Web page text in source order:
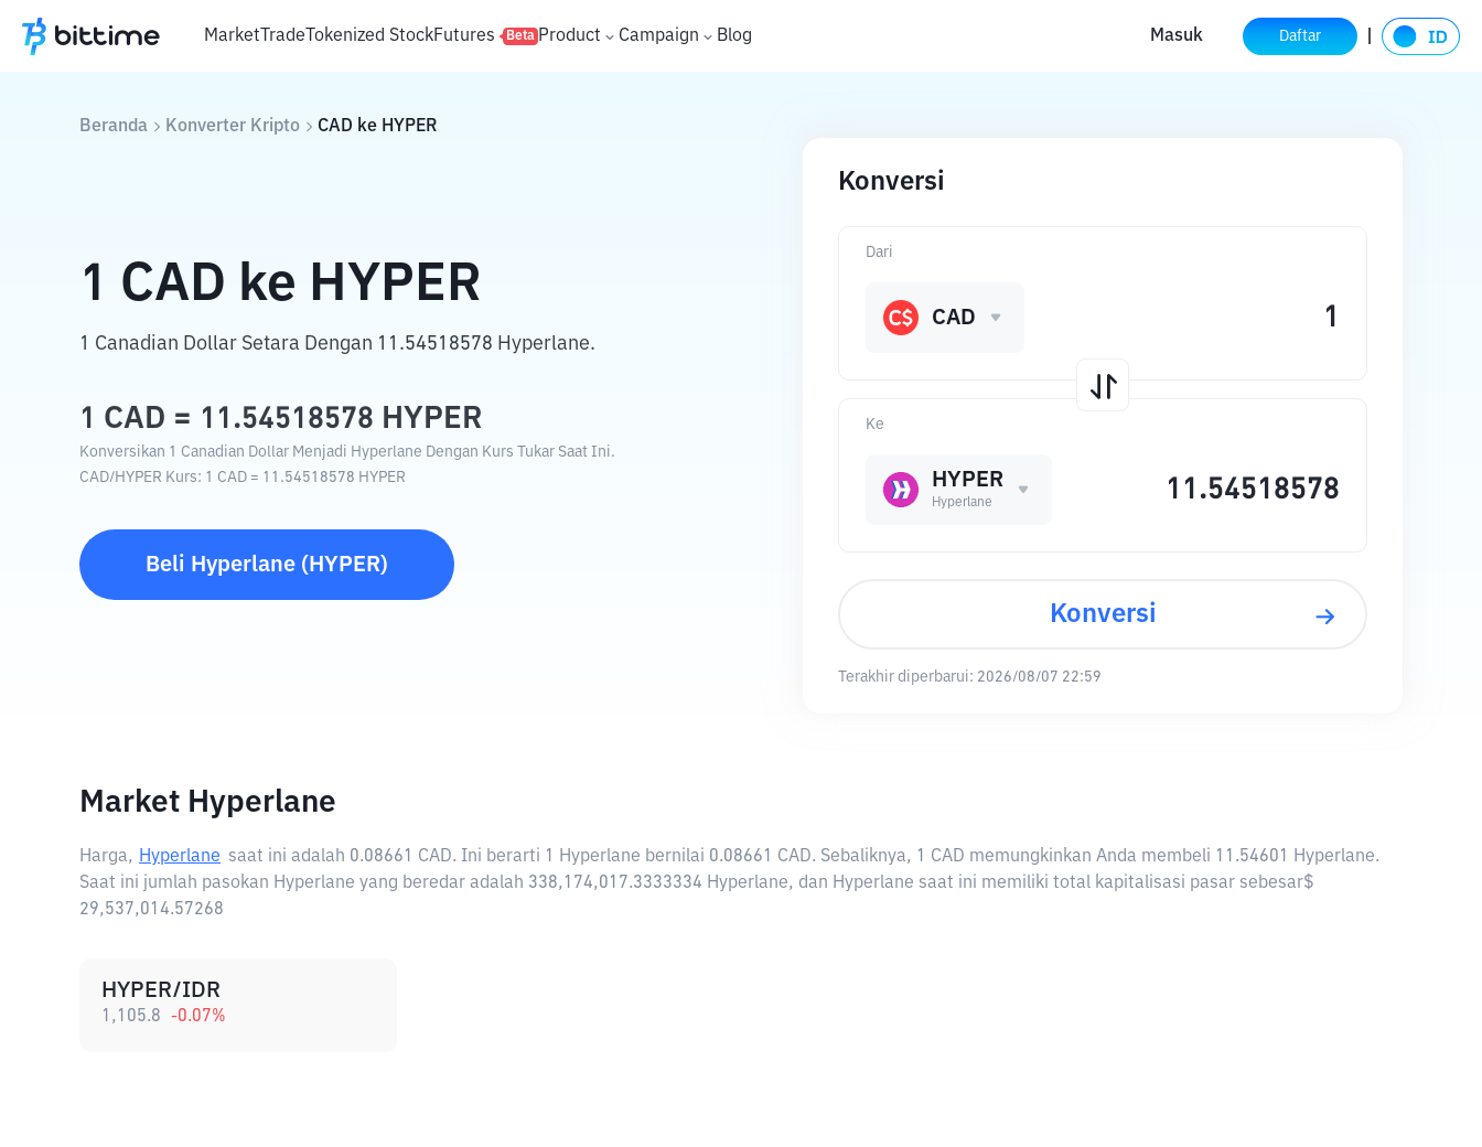
MarketTradeTokenized StockFutures Beta Product Campaign Blog Masuk Daftar
Beranda Konverter Kripto CAD ke HYPER
1 CAD ke HYPER
1 Canadian Dollar Setara Dengan 11.54518578 Hyperlane.
1 CAD = 11.54518578 HYPER
Konversikan 1 Canadian Dollar Menjadi Hyperlane Dengan Kurs Tukar Saat Ini.
CAD/HYPER Kurs: 1 CAD = 11.54518578 HYPER
Beli Hyperlane ( HYPER)
Konversi
Ke
HYPER
Hyperlane
Dari
CAD
Konversi
Terakhir diperbarui: 2026/08/07 22:59
Market Hyperlane
Harga, Hyperlane saat ini adalah 0.08661 CAD. Ini berarti 1 Hyperlane bernilai 0.08661 CAD. Sebaliknya, 1 CAD memungkinkan Anda membeli 11.54601 Hyperlane.
Saat ini jumlah pasokan Hyperlane yang beredar adalah 338,174,017.3333334 Hyperlane, dan Hyperlane saat ini memiliki total kapitalisasi pasar sebesar$
29,537,014.57268
HYPER/IDR
1,105.8 -0.07%